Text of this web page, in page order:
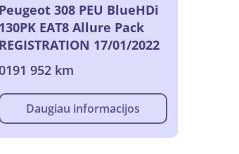
Peugeot 308 PEU BlueHDi
130PK EAT8 Allure Pack
REGISTRATION 17/01/2022
952 km
Daugiau informacijos